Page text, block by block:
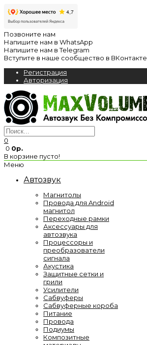
Позвоните нам
Напишите нам в WhatsApp
Напишите нам в Telegram
Вступите в наше сообщество в ВКонтакте
Регистрация
Авторизация
0
0 0р.
В корзине пусто!
Меню
Автозвук
Магнитолы
Провода для Android
магнитол
Переходные рамки
Аксессуары для
автозвука
Процессоры и
преобразователи
сигнала
Акустика
Защитные сетки и
грили
Усилители
Сабвуферы
Сабвуферные короба
Питание
Провода
Подиумы
Композитные